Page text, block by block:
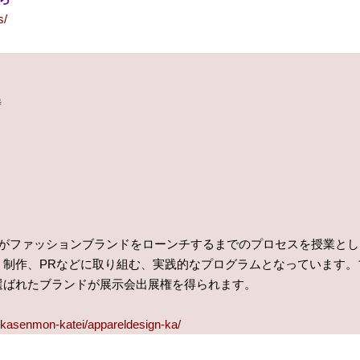
ファッションブランドをローンチするまでのプロセスを授業とし
作、PRなどに取り組む、実践的なプログラムとなっています。
れたブランドが展示会出展権を得られます。
katei/appareldesign-ka/